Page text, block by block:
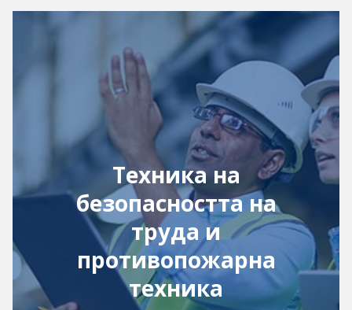
Техника на
безопасността на
труда и
противопожарна
техника